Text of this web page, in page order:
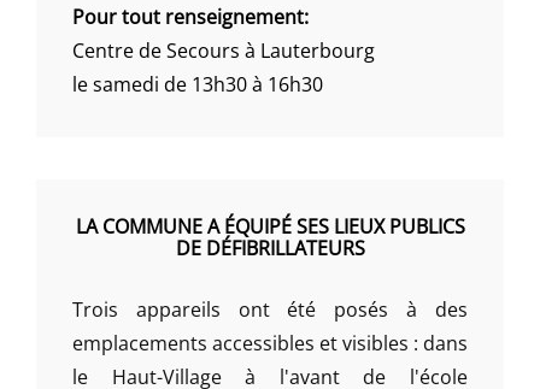
Pour tout renseignement:
Centre de Secours à Lauterbourg
le samedi de 13h30 à 16h30
LA COMMUNE A ÉQUIPÉ SES LIEUX PUBLICS
DE DÉFIBRILLATEURS
Trois appareils ont été posés à des
emplacements accessibles et visibles : dans
le Haut-Village à l'avant de l'école